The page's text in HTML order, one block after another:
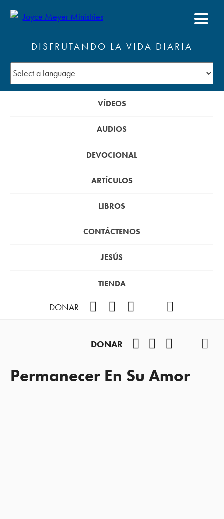
DISFRUTANDO LA VIDA DIARIA
VÍDEOS
AUDIOS
DEVOCIONAL
ARTÍCULOS
LIBROS
CONTÁCTENOS
JESÚS
TIENDA
DONAR
DONAR
Permanecer En Su Amor